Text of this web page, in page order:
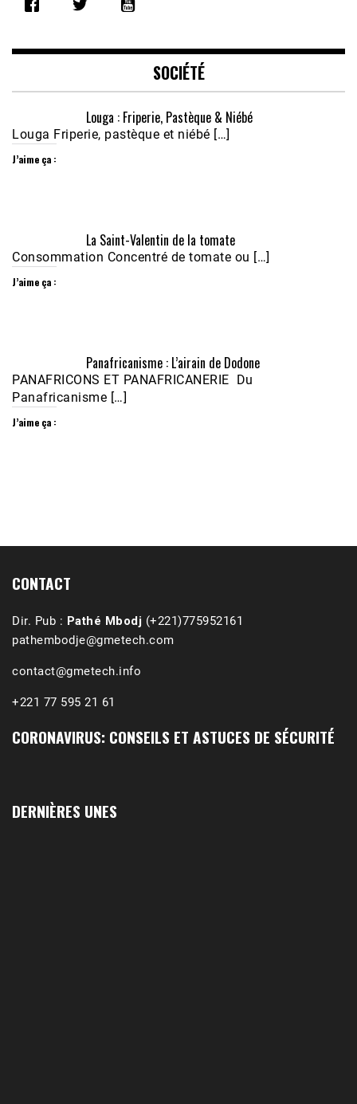
EMBED
Nobana (Podologue)
Feb 24, 2021 • 28mn
SOCIÉTÉ
Louga : Friperie, Pastèque & Niébé
Louga Friperie, pastèque et niébé […]
J’aime ça :
La Saint-Valentin de la tomate
Consommation Concentré de tomate ou […]
J’aime ça :
Panafricanisme : L’airain de Dodone
PANAFRICONS ET PANAFRICANERIE Du
Panafricanisme […]
J’aime ça :
CONTACT
Dir. Pub : Pathé Mbodj (+221)775952161
pathembodje@gmetech.com
contact@gmetech.info
+221 77 595 21 61
CORONAVIRUS: CONSEILS ET ASTUCES DE SÉCURITÉ
DERNIÈRES UNES